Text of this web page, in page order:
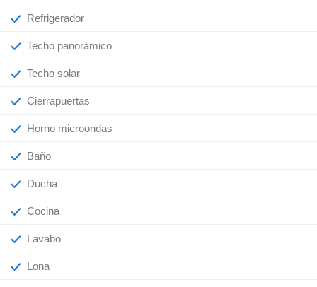
Refrigerador
Techo panorámico
Techo solar
Cierrapuertas
Horno microondas
Baño
Ducha
Cocina
Lavabo
Lona